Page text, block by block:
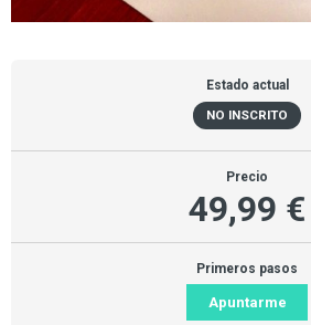
Estado actual
NO INSCRITO
Precio
49,99 €
Primeros pasos
Apuntarme